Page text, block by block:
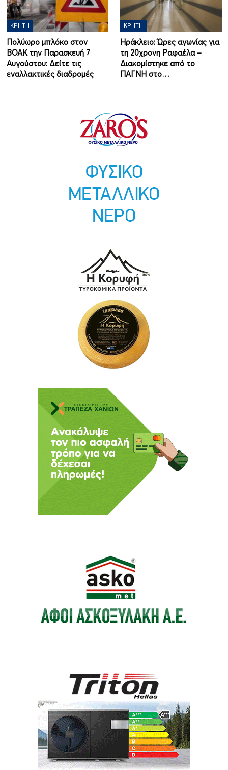
ΚΡΉΤΗ
Πολύωρο μπλόκο στον
ΒΟΑΚ την Παρασκευή 7
Αυγούστου: Δείτε τις
εναλλακτικές διαδρομές
ΚΡΉΤΗ
Ηράκλειο: Ώρες αγωνίας για
τη 20χρονη Ραφαέλα –
Διακομίστηκε από το
ΠΑΓΝΗ στο…